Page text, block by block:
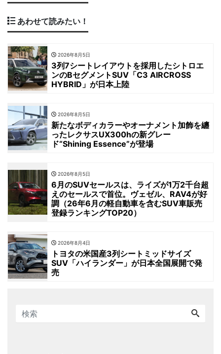
あわせて読みたい！
2026年8月5日
3列7シートレイアウトを採用したシトロエ
ンのBセグメントSUV「C3 AIRCROSS
HYBRID」が日本上陸
2026年8月5日
新たなボディカラーやオーナメント加飾を纏
ったレクサスUX300hの新グレー
ド“Shining Essence”が登場
2026年8月5日
6月のSUVセールスは、ライズが1万2千台超
えのセールスで首位。ヴェゼル、RAV4が好
調（26年6月の軽自動車を含むSUV車販売
登録ランキングTOP20）
2026年8月4日
トヨタの米国産3列シートミッドサイズ
SUV「ハイランダー」が日本全国展開で発
売